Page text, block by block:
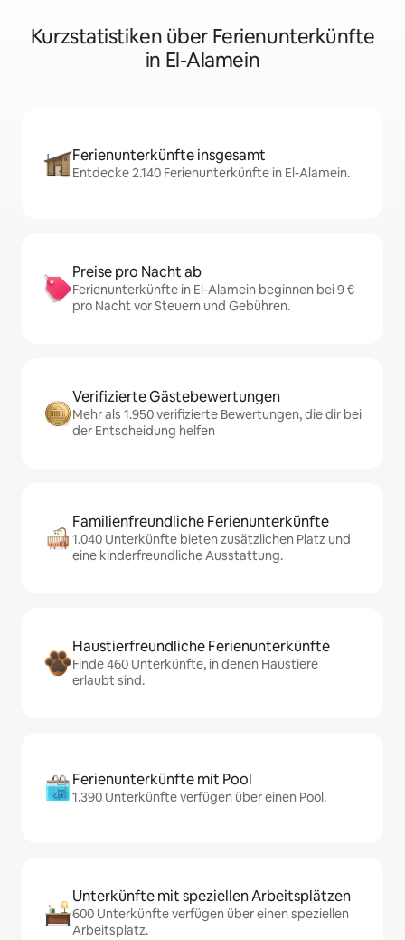
Kurzstatistiken über Ferienunterkünfte
in El-Alamein
Ferienunterkünfte insgesamt
Entdecke 2.140 Ferienunterkünfte in El-Alamein.
Preise pro Nacht ab
Ferienunterkünfte in El-Alamein beginnen bei 9 €
pro Nacht vor Steuern und Gebühren.
Verifizierte Gästebewertungen
Mehr als 1.950 verifizierte Bewertungen, die dir bei
der Entscheidung helfen
Familienfreundliche Ferienunterkünfte
1.040 Unterkünfte bieten zusätzlichen Platz und
eine kinderfreundliche Ausstattung.
Haustierfreundliche Ferienunterkünfte
Finde 460 Unterkünfte, in denen Haustiere
erlaubt sind.
Ferienunterkünfte mit Pool
1.390 Unterkünfte verfügen über einen Pool.
Unterkünfte mit speziellen Arbeitsplätzen
600 Unterkünfte verfügen über einen speziellen
Arbeitsplatz.